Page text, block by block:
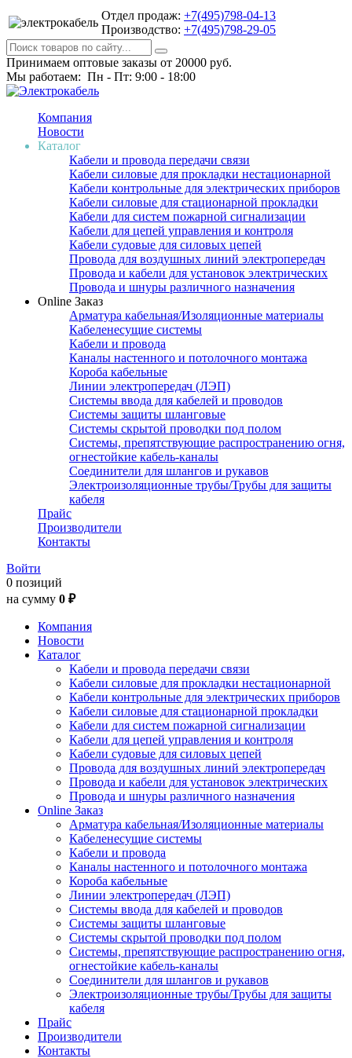
Отдел продаж: +7(495)798-04-13
Производство: +7(495)798-29-05
Принимаем оптовые заказы от 20000 руб.
Мы работаем: Пн - Пт: 9:00 - 18:00
Компания
Новости
Каталог
Кабели и провода передачи связи
Кабели силовые для прокладки нестационарной
Кабели контрольные для электрических приборов
Кабели силовые для стационарной прокладки
Кабели для систем пожарной сигнализации
Кабели для цепей управления и контроля
Кабели судовые для силовых цепей
Провода для воздушных линий электропередач
Провода и кабели для установок электрических
Провода и шнуры различного назначения
Online Заказ
Арматура кабельная/Изоляционные материалы
Кабеленесущие системы
Кабели и провода
Каналы настенного и потолочного монтажа
Короба кабельные
Линии электропередач (ЛЭП)
Системы ввода для кабелей и проводов
Системы защиты шланговые
Системы скрытой проводки под полом
Системы, препятствующие распространению огня,
огнестойкие кабель-каналы
Соединители для шлангов и рукавов
Электроизоляционные трубы/Трубы для защиты
кабеля
Прайс
Производители
Контакты
Войти
0 позиций
на сумму 0 ₽
Компания
Новости
Каталог
Кабели и провода передачи связи
Кабели силовые для прокладки нестационарной
Кабели контрольные для электрических приборов
Кабели силовые для стационарной прокладки
Кабели для систем пожарной сигнализации
Кабели для цепей управления и контроля
Кабели судовые для силовых цепей
Провода для воздушных линий электропередач
Провода и кабели для установок электрических
Провода и шнуры различного назначения
Online Заказ
Арматура кабельная/Изоляционные материалы
Кабеленесущие системы
Кабели и провода
Каналы настенного и потолочного монтажа
Короба кабельные
Линии электропередач (ЛЭП)
Системы ввода для кабелей и проводов
Системы защиты шланговые
Системы скрытой проводки под полом
Системы, препятствующие распространению огня,
огнестойкие кабель-каналы
Соединители для шлангов и рукавов
Электроизоляционные трубы/Трубы для защиты
кабеля
Прайс
Производители
Контакты